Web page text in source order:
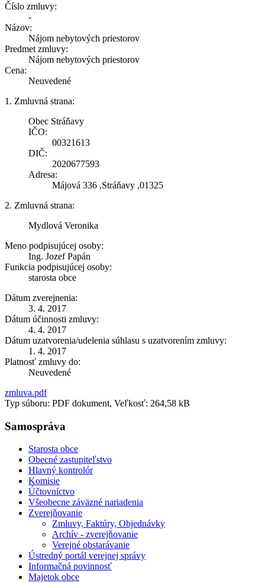
Číslo zmluvy:
-
Názov:
Nájom nebytových priestorov
Predmet zmluvy:
Nájom nebytových priestorov
Cena:
Neuvedené
1. Zmluvná strana:
Obec Stráňavy
IČO:
00321613
DIČ:
2020677593
Adresa:
Májová 336 ,Stráňavy ,01325
2. Zmluvná strana:
Mydlová Veronika
Meno podpisujúcej osoby:
Ing. Jozef Papán
Funkcia podpisujúcej osoby:
starosta obce
Dátum zverejnenia:
3. 4. 2017
Dátum účinnosti zmluvy:
4. 4. 2017
Dátum uzatvorenia/udelenia súhlasu s uzatvorením zmluvy:
1. 4. 2017
Platnosť zmluvy do:
Neuvedené
zmluva.pdf
Typ súboru: PDF dokument, Veľkosť: 264,58 kB
Samospráva
Starosta obce
Obecné zastupiteľstvo
Hlavný kontrolór
Komisie
Účtovníctvo
Všeobecne záväzné nariadenia
Zverejňovanie
Zmluvy, Faktúry, Objednávky
Archív - zverejňovanie
Verejné obstarávanie
Ústredný portál verejnej správy
Informačná povinnosť
Majetok obce